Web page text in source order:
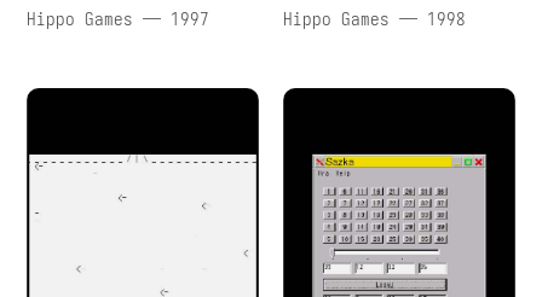
Hippo Games — 1997 Hippo Games — 1998